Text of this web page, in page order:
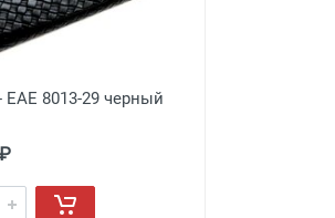
EAE 8013-29 черный